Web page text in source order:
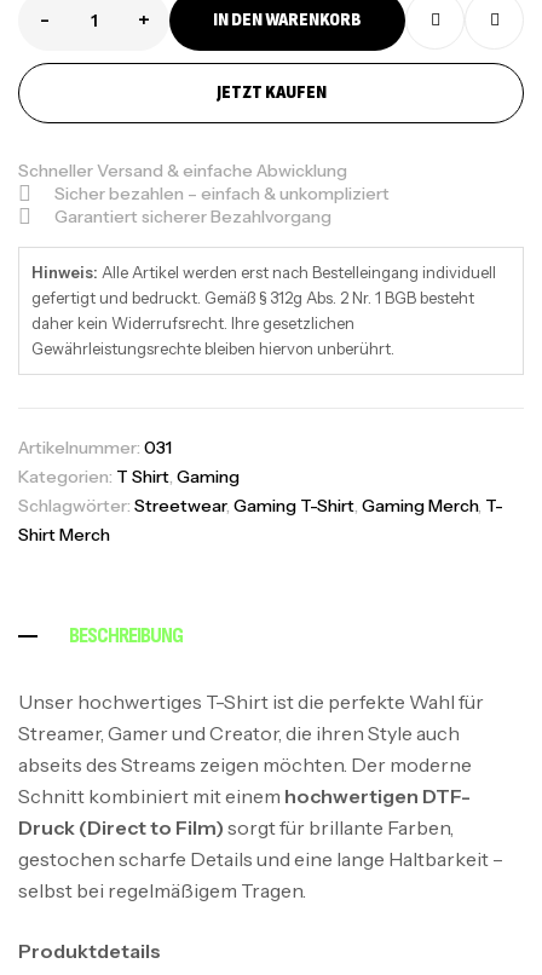
- + IN DEN WARENKORB
JETZT KAUFEN
Schneller Versand & einfache Abwicklung
Sicher bezahlen – einfach & unkompliziert
Garantiert sicherer Bezahlvorgang
Hinweis: Alle Artikel werden erst nach Bestelleingang individuell
gefertigt und bedruckt. Gemäß § 312g Abs. 2 Nr. 1 BGB besteht
daher kein Widerrufsrecht. Ihre gesetzlichen
Gewährleistungsrechte bleiben hiervon unberührt.
Artikelnummer: 031
Kategorien: T Shirt, Gaming
Schlagwörter: Streetwear, Gaming T-Shirt, Gaming Merch, T-
Shirt Merch
BESCHREIBUNG
Unser hochwertiges T-Shirt ist die perfekte Wahl für
Streamer, Gamer und Creator, die ihren Style auch
abseits des Streams zeigen möchten. Der moderne
Schnitt kombiniert mit einem hochwertigen DTF-
Druck (Direct to Film) sorgt für brillante Farben,
gestochen scharfe Details und eine lange Haltbarkeit –
selbst bei regelmäßigem Tragen.
Produktdetails